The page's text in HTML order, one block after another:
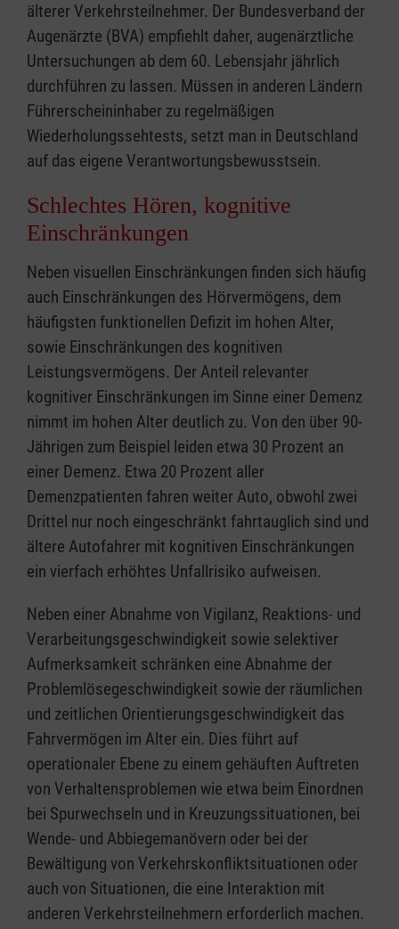
älterer Verkehrsteilnehmer. Der Bundesverband der
Augenärzte (BVA) empfiehlt daher, augenärztliche
Untersuchungen ab dem 60. Lebensjahr jährlich
durchführen zu lassen. Müssen in anderen Ländern
Führerscheininhaber zu regelmäßigen
Wiederholungssehtests, setzt man in Deutschland
auf das eigene Verantwortungsbewusstsein.
Schlechtes Hören, kognitive
Einschränkungen
Neben visuellen Einschränkungen finden sich häufig
auch Einschränkungen des Hörvermögens, dem
häufigsten funktionellen Defizit im hohen Alter,
sowie Einschränkungen des kognitiven
Leistungsvermögens. Der Anteil relevanter
kognitiver Einschränkungen im Sinne einer Demenz
nimmt im hohen Alter deutlich zu. Von den über 90-
Jährigen zum Beispiel leiden etwa 30 Prozent an
einer Demenz. Etwa 20 Prozent aller
Demenzpatienten fahren weiter Auto, obwohl zwei
Drittel nur noch eingeschränkt fahrtauglich sind und
ältere Autofahrer mit kognitiven Einschränkungen
ein vierfach erhöhtes Unfallrisiko aufweisen.
Neben einer Abnahme von Vigilanz, Reaktions- und
Verarbeitungsgeschwindigkeit sowie selektiver
Aufmerksamkeit schränken eine Abnahme der
Problemlösegeschwindigkeit sowie der räumlichen
und zeitlichen Orientierungsgeschwindigkeit das
Fahrvermögen im Alter ein. Dies führt auf
operationaler Ebene zu einem gehäuften Auftreten
von Verhaltensproblemen wie etwa beim Einordnen
bei Spurwechseln und in Kreuzungssituationen, bei
Wende- und Abbiegemanövern oder bei der
Bewältigung von Verkehrskonfliktsituationen oder
auch von Situationen, die eine Interaktion mit
anderen Verkehrsteilnehmern erforderlich machen.